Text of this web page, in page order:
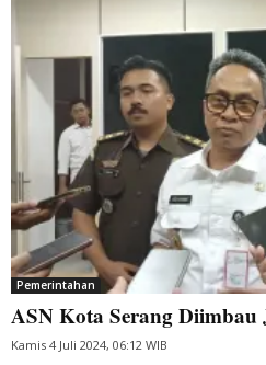
Pemerintahan
ASN Kota Serang
Kamis 4 Juli 2024, 06:12 WIB